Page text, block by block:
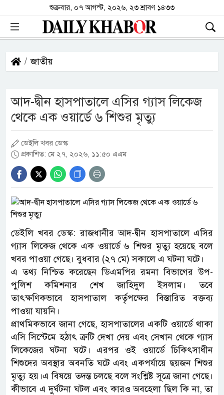
শুক্রবার, ০৭ আগস্ট, ২০২৬, ২৩ শ্রাবণ ১৪৩৩
জাতীয়
আদ-দ্বীন হাসপাতালে এসির গ্যাস লিকেজ
থেকে এক ওয়ার্ডে ৬ শিশুর মৃত্যু
ডেইলি খবর ডেস্ক
প্রকাশিত: মে ২৭, ২০২৬, ১১:৫০ এএম
ডেইলি খবর ডেস্ক: রাজধানীর আদ-দ্বীন হাসপাতালে এসির
গ্যাস লিকেজ থেকে এক ওয়ার্ডে ৬ শিশুর মৃত্যু হয়েছে বলে
খবর পাওয়া গেছে। বুধবার (২৭ মে) সকালে এ ঘটনা ঘটে।
এ তথ্য নিশ্চিত করেছেন ডিএমপির রমনা বিভাগের উপ-
পুলিশ কমিশনার শেখ জাহিদুল ইসলাম। তবে
তাৎক্ষণিকভাবে হাসপাতাল কর্তৃপক্ষের বিস্তারিত বক্তব্য
পাওয়া যায়নি।
প্রাথমিকভাবে জানা গেছে, হাসপাতালের একটি ওয়ার্ডে থাকা
এসি সিস্টেমে হঠাৎ ত্রুটি দেখা দেয় এবং সেখান থেকে গ্যাস
লিকেজের ঘটনা ঘটে। এরপর ওই ওয়ার্ডে চিকিৎসাধীন
শিশুদের অবস্থার অবনতি ঘটে এবং একপর্যায়ে ছয়জন শিশুর
মৃত্যু হয়।এ বিষয়ে তদন্ত চলছে বলে সংশ্লিষ্ট সূত্রে জানা গেছে।
কীভাবে এ দুর্ঘটনা ঘটল এবং কারও অবহেলা ছিল কি না, তা